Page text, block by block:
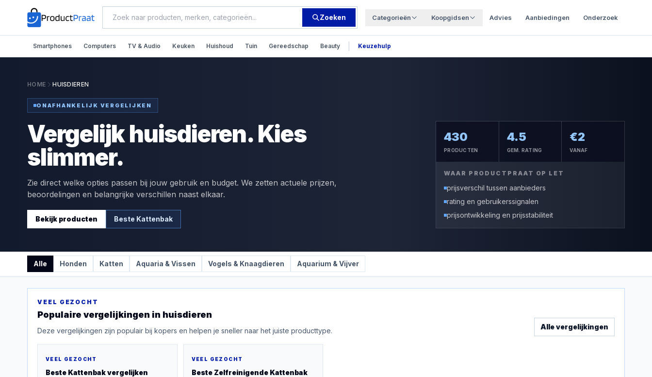
Zoeken Categorieën Koopgidsen Advies Aanbiedingen Onderzoek
Smartphones Computers TV & Audio Keuken Huishoud Tuin Gereedschap Beauty Keuzehulp
HOME HUISDIEREN
ONAFHANKELIJK VERGELIJKEN
Vergelijk huisdieren. Kies
slimmer.
Zie direct welke opties passen bij jouw gebruik en budget. We zetten actuele prijzen,
beoordelingen en belangrijke verschillen naast elkaar.
Bekijk producten Beste Kattenbak
430
PRODUCTEN
4.5
GEM. RATING
€2
VANAF
WAAR PRODUCTPRAAT OP LET
prijsverschil tussen aanbieders
rating en gebruikerssignalen
prijsontwikkeling en prijsstabiliteit
Alle Honden Katten Aquaria & Vissen Vogels & Knaagdieren Aquarium & Vijver
VEEL GEZOCHT
Populaire vergelijkingen in huisdieren
Deze vergelijkingen zijn populair bij kopers en helpen je sneller naar het juiste producttype. Alle vergelijkingen
VEEL GEZOCHT
Beste Kattenbakvergelijken
VEEL GEZOCHT
Beste Zelfreinigende Kattenbak